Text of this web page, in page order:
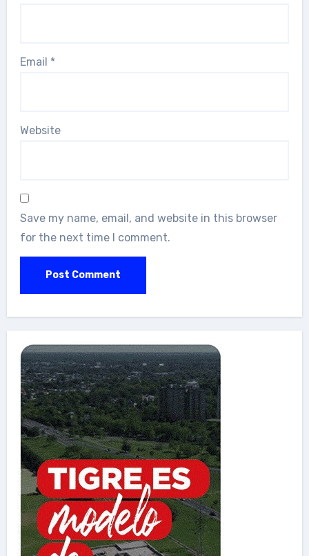
Email *
Website
Save my name, email, and website in this browser
for the next time I comment.